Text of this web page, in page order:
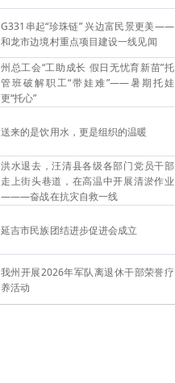
G331串起“珍珠链” 兴边富民景更美——
和龙市边境村重点项目建设一线见闻
州总工会“工助成长 假日无忧育新苗”托
管班破解职工“带娃难”——​暑期托娃
更“托心”
送来的是饮用水，更是组织的温暖
洪水退去，汪清县各级各部门党员干部
走上街头巷道，在高温中开展清淤作业
———奋战在抗灾自救一线
延吉市民族团结进步促进会成立
我州开展2026年军队离退休干部荣誉疗
养活动